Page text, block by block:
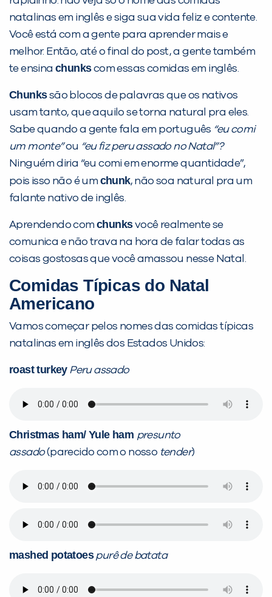
natalinas em inglês e siga sua vida feliz e contente.
Você está com a gente para aprender mais e
melhor. Então, até o final do post, a gente também
te ensinachunkscom essas comidas em inglês.
Chunkssão blocos de palavras que os nativos
usam tanto, que aquilo se torna natural pra eles.
Sabe quando a gente fala em português “eu comi
um monte”ou “eu fiz peru assado no Natal”?
Ninguém diria “eu comi em enorme quantidade”,
pois isso não é um chunk, não soa natural pra um
falante nativo de inglês.
Aprendendo com chunksvocê realmente se
comunica e não trava na hora de falar todas as
coisas gostosas que você amassou nesse Natal.
Comidas Típicas do Natal
Americano
Vamos começar pelos nomes das comidas típicas
natalinas em inglês dos Estados Unidos:
roast turkey Peru assado
Christmas ham/ Yuleham presunto
assado(parecido com o nosso tender)
mashed potatoes purê de batata
Preencha com seus dados abaixo e
já vamos te colocar em contato
Você é aluno inFlux?
Sim Não